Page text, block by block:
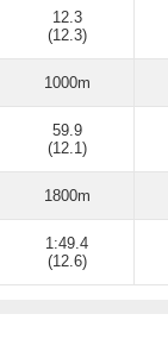
12.3
(12.3)
1000m
59.9
(12.1)
1800m
1:49.4
(12.6)